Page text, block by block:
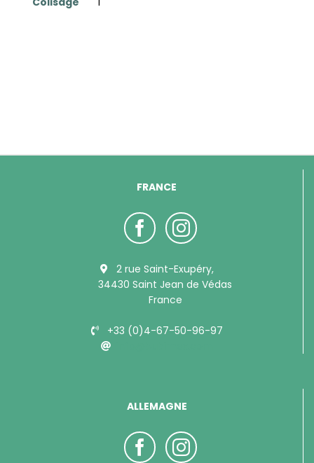
FRANCE
2 rue Saint-Exupéry,
34430 Saint Jean de Védas
France
+33 (0)4-67-50-96-97
ALLEMAGNE